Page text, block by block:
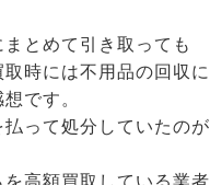
とめて引き取っても
時には不用品の回収に
です。
って処分していたのが
高額買取している業者